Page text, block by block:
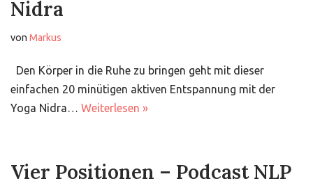
Nidra
von Markus
Den Körper in die Ruhe zu bringen geht mit dieser
einfachen 20 minütigen aktiven Entspannung mit der
Yoga Nidra… Weiterlesen »
Vier Positionen – Podcast NLP